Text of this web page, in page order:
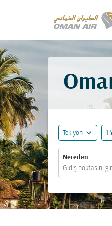
Tek yön expand_more 1
Nereden